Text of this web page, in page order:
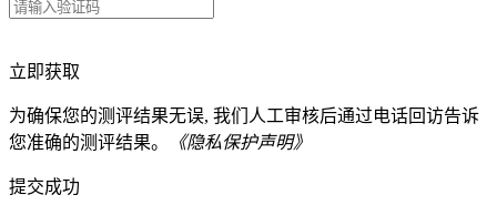
立即获取
为确保您的测评结果无误, 我们人工审核后通过电话回访告诉
您准确的测评结果。
《隐私保护声明》
提交成功